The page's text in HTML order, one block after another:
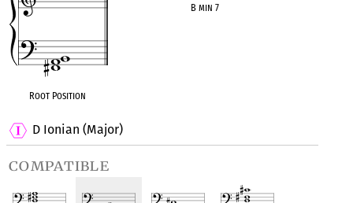
D Ionian (Major)
compatible
Root Position
B min 7